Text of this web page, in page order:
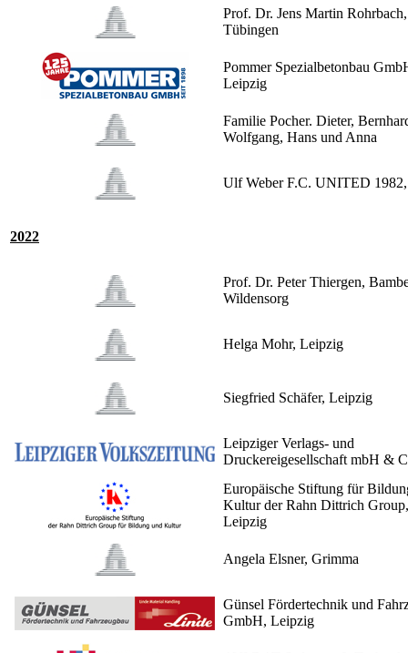
Prof. Dr. Jens Martin Rohrbach,
Tübingen
Pommer Spezialbetonbau
Leipzig
Familie Pocher. Dieter,
Wolfgang, Hans und Anna
Ulf Weber F.C. UNITED
2022
Prof. Dr. Peter Thiergen,
Wildensorg
Helga Mohr, Leipzig
Siegfried Schäfer, Leipzig
Leipziger Verlags- und
Druckereigesellschaft mbH &
Europäische Stiftung für
Kultur der Rahn Dittrich Group,
Leipzig
Angela Elsner, Grimma
Günsel Fördertechnik und
GmbH, Leipzig